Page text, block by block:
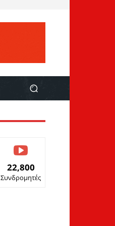
22,800
Συνδρομητές